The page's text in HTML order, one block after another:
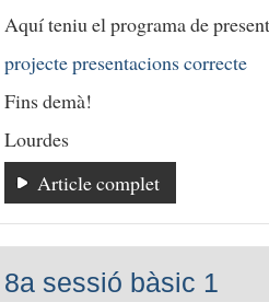
Aquí teniu el programa de
projecte presentacions correcte
Fins demà!
Lourdes
Article complet
8a sessió bàsic 1